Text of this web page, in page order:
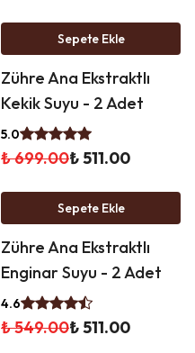
Sepete Ekle
Zühre Ana Ekstraktlı
Kekik Suyu - 2 Adet
5.0
₺ 699.00₺ 511.00
Sepete Ekle
Zühre Ana Ekstraktlı
Enginar Suyu - 2 Adet
4.6
₺ 549.00₺ 511.00